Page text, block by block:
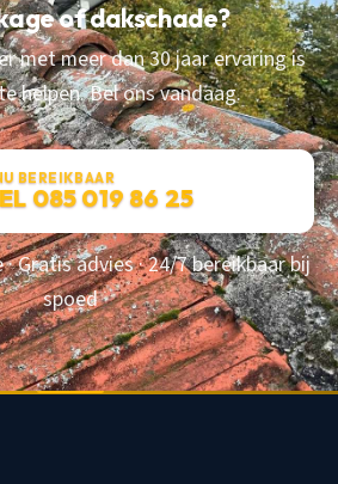
of dakschade?
met meer dan 30 jaar ervaring is
helpen. Bel ons vandaag.
BEREIKBAAR
085 019 86 25
Gratis advies · 24/7 bereikbaar bij
spoed